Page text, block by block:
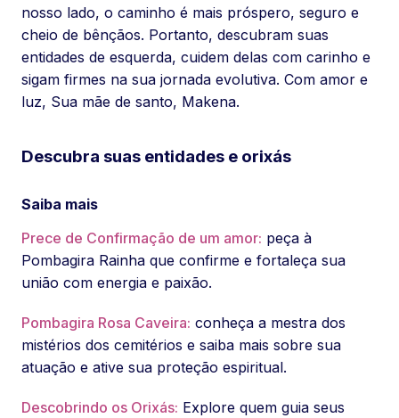
nosso lado, o caminho é mais próspero, seguro e
cheio de bênçãos. Portanto, descubram suas
entidades de esquerda, cuidem delas com carinho e
sigam firmes na sua jornada evolutiva. Com amor e
luz, Sua mãe de santo, Makena.
Descubra suas entidades e orixás
Saiba mais
Prece de Confirmação de um amor: peça à
Pombagira Rainha que confirme e fortaleça sua
união com energia e paixão.
Pombagira Rosa Caveira: conheça a mestra dos
mistérios dos cemitérios e saiba mais sobre sua
atuação e ative sua proteção espiritual.
Descobrindo os Orixás: Explore quem guia seus